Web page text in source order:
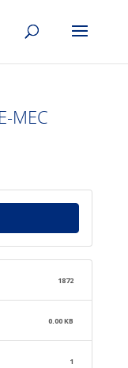
MEC
1872
0.00 KB
1